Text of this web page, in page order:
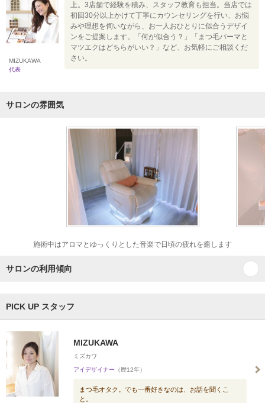
MIZUKAWA
代表
上。3店舗で経験を積み、スタッフ教育も担当。当店では
初回30分以上かけて丁寧にカウンセリングを行い、お悩
みや理想を伺いながら、お一人おひとりに似合うデザイ
ンをご提案します。「何が似合う？」「まつ毛パーマと
マツエクはどちらがいい？」など、お気軽にご相談くだ
さい。
サロンの雰囲気
施術中はアロマとゆっくりとした音楽で日頃の疲れを癒します
サロンの利用傾向
PICK UP スタッフ
MIZUKAWA
ミズカワ
アイデザイナー （歴12年）
まつ毛オタク。でも一番好きなのは、お話を聞くこ
と。